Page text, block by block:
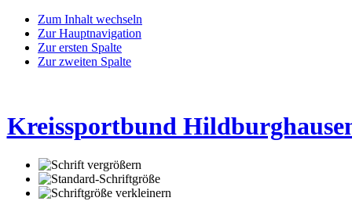
Zum Inhalt wechseln
Zur Hauptnavigation
Zur ersten Spalte
Zur zweiten Spalte
Kreissportbund